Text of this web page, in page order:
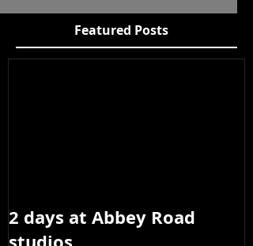
Featured Posts
2 days at Abbey Road